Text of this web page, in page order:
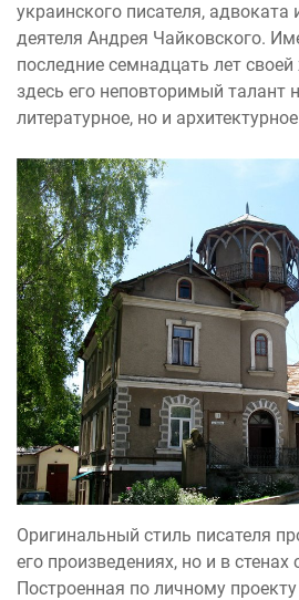
украинского писателя, адвоката
деятеля Андрея Чайковского.
последние семнадцать лет
здесь его неповторимый талант
литературное, но и
Оригинальный стиль писателя
его произведениях, но и в
Построенная по личному